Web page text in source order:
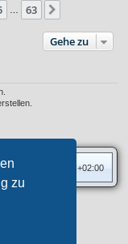
zu
63
Gehe zu
Zeiten sind UTC+02:00